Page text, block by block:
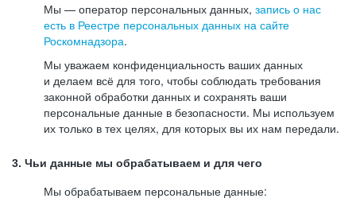
Мы — оператор персональных данных, запись о нас
есть в Реестре персональных данных на сайте
Роскомнадзора.
Мы уважаем конфиденциальность ваших данных
и делаем всё для того, чтобы соблюдать требования
законной обработки данных и сохранять ваши
персональные данные в безопасности. Мы используем
их только в тех целях, для которых вы их нам передали.
3. Чьи данные мы обрабатываем и для чего
Мы обрабатываем персональные данные: